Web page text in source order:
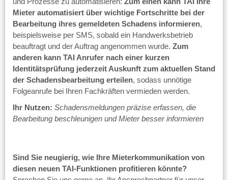
Mieter automatisiert über wichtige Fortschritte bei der
Bearbeitung ihres gemeldeten Schadens informieren,
beispielsweise per SMS, sobald ein Handwerksbetrieb
beauftragt und der Auftrag angenommen wurde. Zum
anderen kann TAI Anrufer nach einer kurzen
Identitätsprüfung jederzeit Auskunft zum aktuellen Stand
der Schadensbearbeitung erteilen, sodass unnötige
Folgeanrufe bei Ihren Fachkräften vermieden werden.
Ihr Nutzen: Schadensmeldungen präzise erfassen, die
Bearbeitung beschleunigen und Mieter besser informieren
Sind Sie neugierig, wie Ihre Mieterkommunikation von
diesen neuen TAI-Funktionen profitieren könnte?